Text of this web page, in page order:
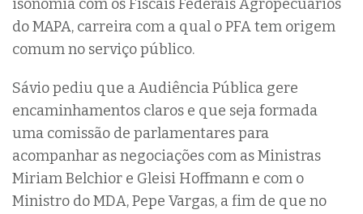
isonomia com os Fiscais Federais Agropecuários
do MAPA, carreira com a qual o PFA tem origem
comum no serviço público.
Sávio pediu que a Audiência Pública gere
encaminhamentos claros e que seja formada
uma comissão de parlamentares para
acompanhar as negociações com as Ministras
Miriam Belchior e Gleisi Hoffmann e com o
Ministro do MDA, Pepe Vargas, a fim de que no